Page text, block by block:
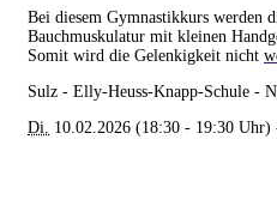
Bei diesem Gymnastikkurs werden
Bauchmuskulatur mit kleinen
Somit wird die Gelenkigkeit nicht
Sulz - Elly-Heuss-Knapp-Schule -
Di. 10.02.2026 (18:30 - 19:30 Uhr)